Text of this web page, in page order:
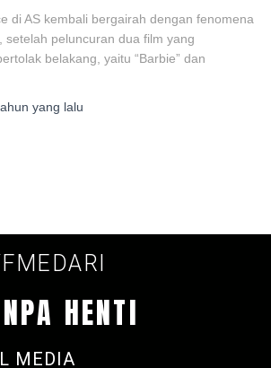
di AS kembali bergairah dengan fenomena
setelah peluncuran dua film yang
belakang, yaitu “Barbie” dan
yang lalu
HENTI
MEDIA